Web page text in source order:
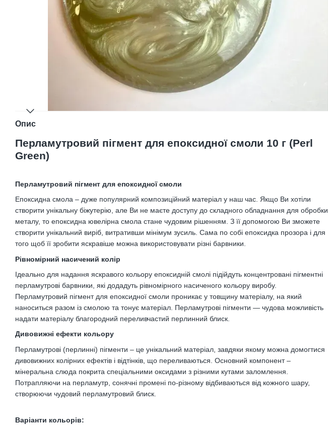
Опис
Перламутровий пігмент для епоксидної смоли 10 г (Perl
Green)
Перламутровий пігмент для епоксидної смоли
Епоксидна смола – дуже популярний композиційний матеріал у наш час. Якщо Ви хотіли
створити унікальну біжутерію, але Ви не маєте доступу до складного обладнання для обробки
металу, то епоксидна ювелірна смола стане чудовим рішенням. З її допомогою Ви зможете
створити унікальний виріб, витративши мінімум зусиль. Сама по собі епоксидка прозора і для
того щоб її зробити яскравіше можна використовувати різні барвники.
Рівномірний насичений колір
Ідеально для надання яскравого кольору епоксидній смолі підійдуть концентровані пігментні
перламутрові барвники, які додадуть рівномірного насиченого кольору виробу.
Перламутровий пігмент для епоксидної смоли проникає у товщину матеріалу, на який
наноситься разом із смолою та тонує матеріал. Перламутрові пігменти — чудова можливість
надати матеріалу благородний переливчастий перлинний блиск.
Дивовижні ефекти кольору
Перламутрові (перлинні) пігменти – це унікальний матеріал, завдяки якому можна домогтися
дивовижних колірних ефектів і відтінків, що переливаються. Основний компонент –
мінеральна слюда покрита спеціальними оксидами з різними кутами заломлення.
Потрапляючи на перламутр, сонячні промені по-різному відбиваються від кожного шару,
створюючи чудовий перламутровий блиск.
Варіанти кольорів: